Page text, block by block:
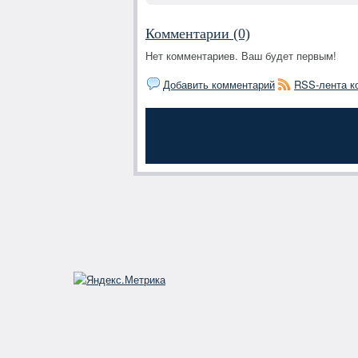
Комментарии (0)
Нет комментариев. Ваш будет первым!
Добавить комментарий
RSS-лента